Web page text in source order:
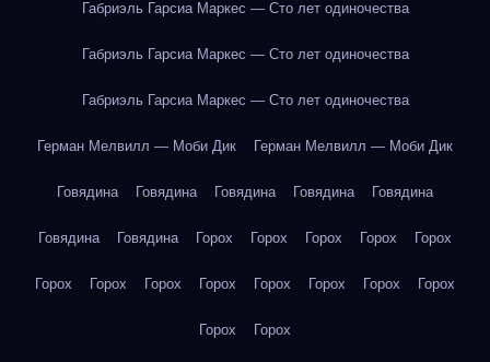
Габриэль Гарсиа Маркес — Сто лет одиночества
Габриэль Гарсиа Маркес — Сто лет одиночества
Габриэль Гарсиа Маркес — Сто лет одиночества
Герман Мелвилл — Моби Дик Герман Мелвилл — Моби Дик
Говядина Говядина Говядина Говядина Говядина
Говядина Говядина Горох Горох Горох Горох Горох
Горох Горох Горох Горох Горох Горох Горох Горох
Горох Горох